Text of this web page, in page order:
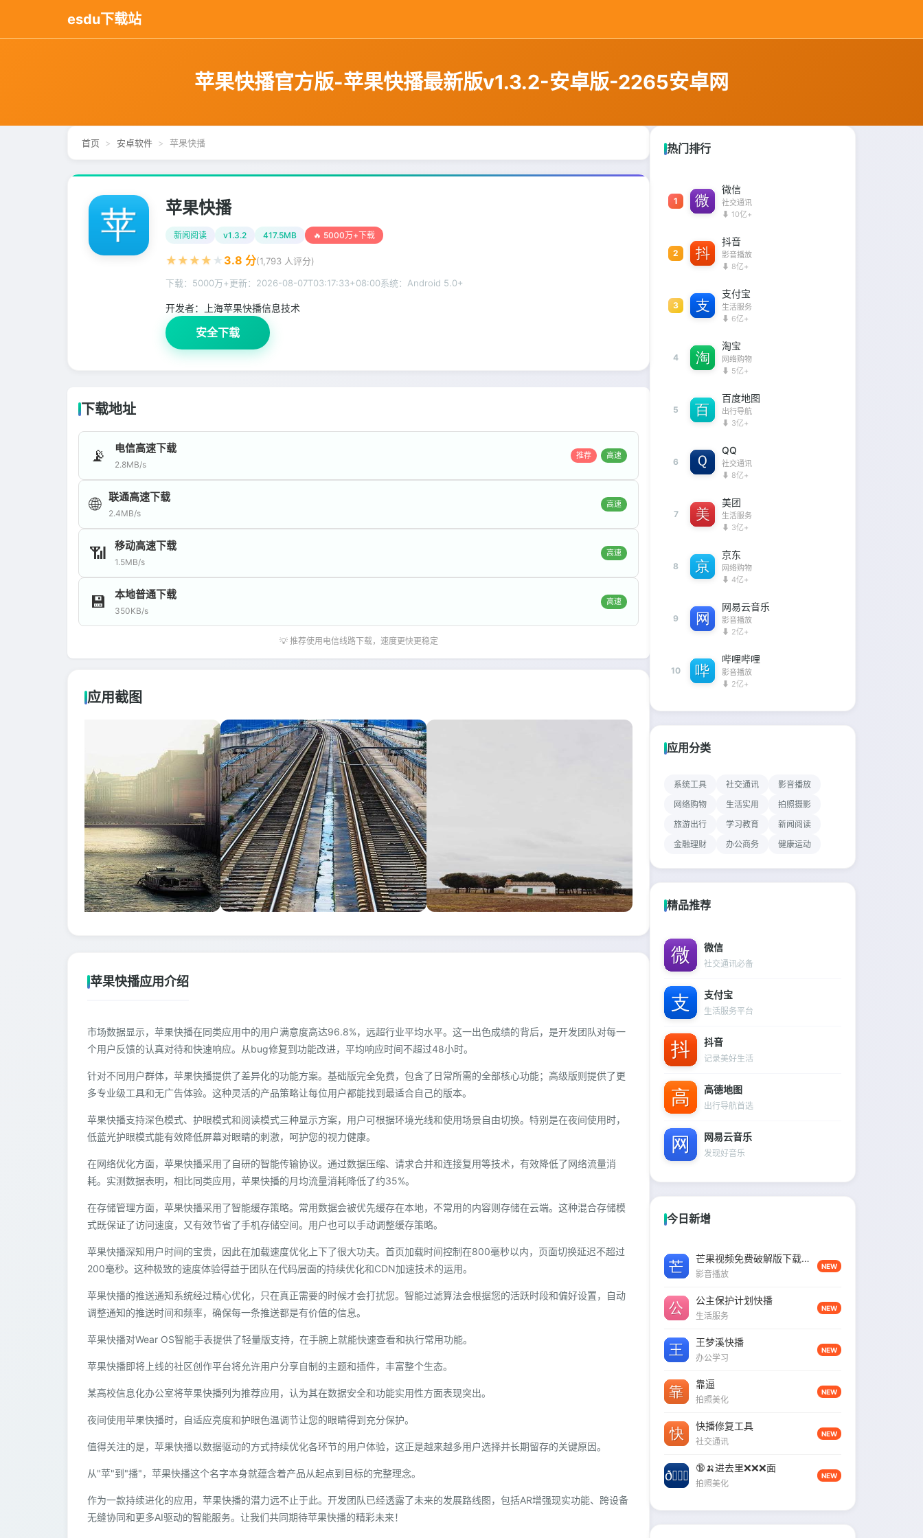
esdu下载站
苹果快播官方版-苹果快播最新版v1.3.2-安卓版-2265安卓网
首页 安卓软件 苹果快播
苹果快播
新闻阅读 v1.3.2 417.5MB 🔥 5000万+下载
★ ★ ★ ★ ★ 3.8 分(1,793 人评分)
下载：5000万+更新： 2026-08-07T03:17:33+08:00系统：Android 5.0+
开发者： 上海苹果快播信息技术
安全下载
下载地址
📡 电信高速下载
2.8MB/s
推荐 高速
🌐 联通高速下载
2.4MB/s
高速
📶 移动高速下载
1.5MB/s
高速
💾 本地普通下载
350KB/s
高速
💡 推荐使用电信线路下载，速度更快更稳定
应用截图
苹果快播应用介绍
市场数据显示，苹果快播在同类应用中的用户满意度高达96.8%，远超行业平均水平。这一出色成绩的背后，是开发团队对每一
个用户反馈的认真对待和快速响应。从bug修复到功能改进，平均响应时间不超过48小时。
针对不同用户群体，苹果快播提供了差异化的功能方案。基础版完全免费，包含了日常所需的全部核心功能；高级版则提供了更
多专业级工具和无广告体验。这种灵活的产品策略让每位用户都能找到最适合自己的版本。
苹果快播支持深色模式、护眼模式和阅读模式三种显示方案，用户可根据环境光线和使用场景自由切换。特别是在夜间使用时，
低蓝光护眼模式能有效降低屏幕对眼睛的刺激，呵护您的视力健康。
在网络优化方面，苹果快播采用了自研的智能传输协议。通过数据压缩、请求合并和连接复用等技术，有效降低了网络流量消
耗。实测数据表明，相比同类应用，苹果快播的月均流量消耗降低了约35%。
在存储管理方面，苹果快播采用了智能缓存策略。常用数据会被优先缓存在本地，不常用的内容则存储在云端。这种混合存储模
式既保证了访问速度，又有效节省了手机存储空间。用户也可以手动调整缓存策略。
苹果快播深知用户时间的宝贵，因此在加载速度优化上下了很大功夫。首页加载时间控制在800毫秒以内，页面切换延迟不超过
200毫秒。这种极致的速度体验得益于团队在代码层面的持续优化和CDN加速技术的运用。
苹果快播的推送通知系统经过精心优化，只在真正需要的时候才会打扰您。智能过滤算法会根据您的活跃时段和偏好设置，自动
调整通知的推送时间和频率，确保每一条推送都是有价值的信息。
苹果快播对Wear OS智能手表提供了轻量版支持，在手腕上就能快速查看和执行常用功能。
苹果快播即将上线的社区创作平台将允许用户分享自制的主题和插件，丰富整个生态。
某高校信息化办公室将苹果快播列为推荐应用，认为其在数据安全和功能实用性方面表现突出。
夜间使用苹果快播时，自适应亮度和护眼色温调节让您的眼睛得到充分保护。
值得关注的是，苹果快播以数据驱动的方式持续优化各环节的用户体验，这正是越来越多用户选择并长期留存的关键原因。
从"苹"到"播"，苹果快播这个名字本身就蕴含着产品从起点到目标的完整理念。
作为一款持续进化的应用，苹果快播的潜力远不止于此。开发团队已经透露了未来的发展路线图，包括AR增强现实功能、跨设备
无缝协同和更多AI驱动的智能服务。让我们共同期待苹果快播的精彩未来！
热门排行
1
微信
社交通讯
⬇ 10亿+
2
抖音
影音播放
⬇ 8亿+
3
支付宝
生活服务
⬇ 6亿+
4
淘宝
网络购物
⬇ 5亿+
5
百度地图
出行导航
⬇ 3亿+
6
QQ
社交通讯
⬇ 8亿+
7
美团
生活服务
⬇ 3亿+
8
京东
网络购物
⬇ 4亿+
9
网易云音乐
影音播放
⬇ 2亿+
10
哔哩哔哩
影音播放
⬇ 2亿+
应用分类
系统工具 社交通讯
影音播放
网络购物
生活实用
拍照摄影
旅游出行
学习教育
新闻阅读
金融理财
办公商务 健康运动
精品推荐
微信
社交通讯必备
支付宝
生活服务平台
抖音
记录美好生活
高德地图
出行导航首选
网易云音乐
发现好音乐
今日新增
芒果视频免费破解版下载并安装
影音播放
NEW
公主保护计划快播
生活服务
NEW
王梦溪快播
办公学习
NEW
靠逼
拍照美化
NEW
快播修复工具
社交通讯
NEW
🔞🍌进去里❌❌❌面
拍照美化
NEW